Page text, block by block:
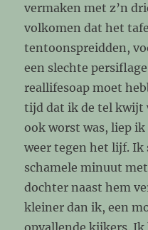
vermaken met z’n
volkomen dat het
tentoonspreidden,
een slechte
reallifesoap moet
tijd dat ik de tel kwijt
ook worst was, liep
weer tegen het lijf. Ik
schamele minuut
dochter naast hem
kleiner dan ik, een